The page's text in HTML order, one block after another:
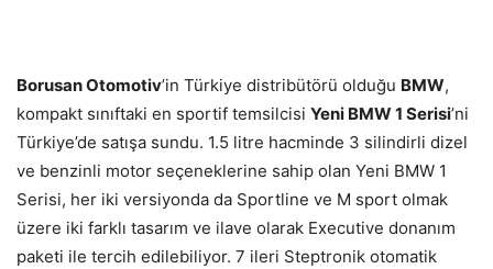
Borusan Otomotiv’in Türkiye distribütörü olduğu BMW,
kompakt sınıftaki en sportif temsilcisi Yeni BMW 1 Serisi’ni
Türkiye’de satışa sundu. 1.5 litre hacminde 3 silindirli dizel
ve benzinli motor seçeneklerine sahip olan Yeni BMW 1
Serisi, her iki versiyonda da Sportline ve M sport olmak
üzere iki farklı tasarım ve ilave olarak Executive donanım
paketi ile tercih edilebiliyor. 7 ileri Steptronik otomatik